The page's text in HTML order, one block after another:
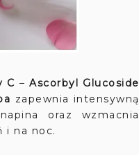
C –Ascorbyl Glucoside
zapewnia intensywną
oraz wzmacnia
i na noc.